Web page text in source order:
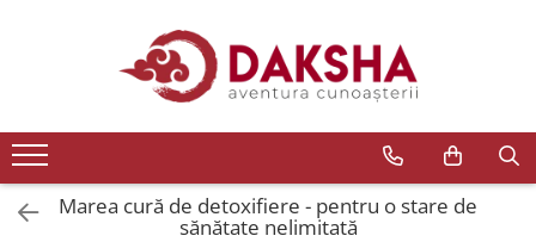
Editura Daksha
Seria Radu Cinamar
Seria Anton Parks
Marea cură de detoxifiere - pentru o stare de
sănătate nelimitată